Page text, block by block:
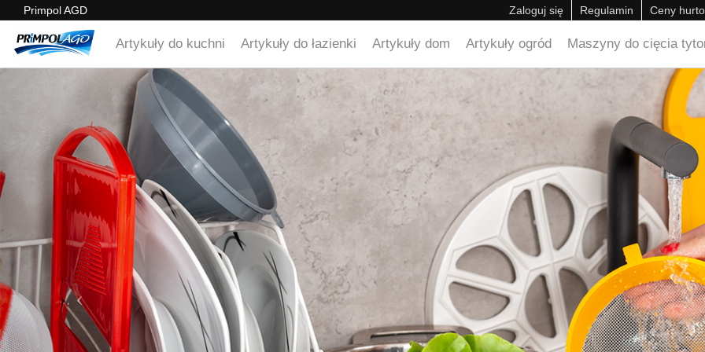
Primpol AGD Zaloguj się Regulamin Ceny
Artykuły do kuchni Artykuły do łazienki Artykuły dom Artykuły ogród Maszyny do cięcia